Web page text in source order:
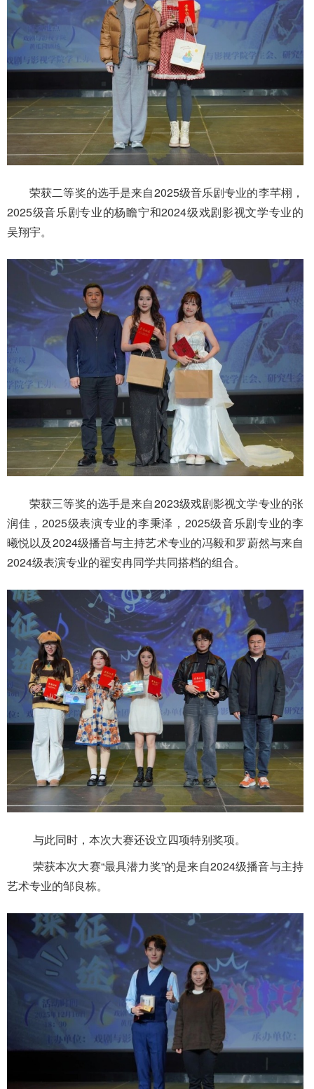
荣获二等奖的选手是来自2025级音乐剧专业的李芊栩，
2025级音乐剧专业的杨瞻宁和2024级戏剧影视文学专业的
吴翔宇。
荣获三等奖的选手是来自2023级戏剧影视文学专业的张
润佳，2025级表演专业的李秉泽，2025级音乐剧专业的李
曦悦以及2024级播音与主持艺术专业的冯毅和罗蔚然与来自
2024级表演专业的翟安冉同学共同搭档的组合。
与此同时，本次大赛还设立四项特别奖项。
荣获本次大赛“最具潜力奖”的是来自2024级播音与主持
艺术专业的邹良栋。